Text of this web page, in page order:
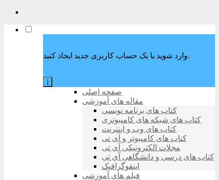
وارد شوید یا یک حساب کاربری جدید ایجاد کنید.
صفحه اصلی
مقاله های آموزشی
کتاب های برنامه نویسی
کتاب های شبکه های کامپیوتری
کتاب های وب و اینترنت
کتاب های کامپیوتر و آی تی
مجلات الکترونیکی آی تی
کتاب های درسی و دانشگاهی آی تی
اینفوگرافیک
فیلم های آموزشی